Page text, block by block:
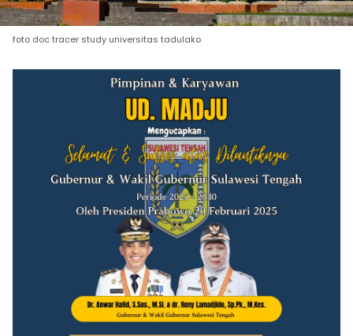
foto doc tracer study universitas tadulako